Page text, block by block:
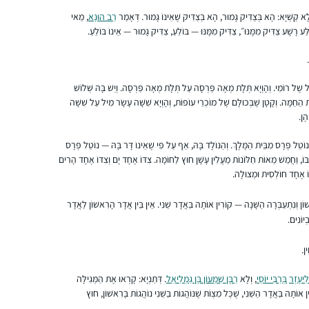
קַשְׁיָא: הָא בְּצַדִּיק גָּמוּר, הָא בְּצַדִּיק שֶׁאֵינוֹ גָּמוּר. דְּאָמַר רַב הוּנָא, מַאי
רָשָׁע צַדִּיק מִמֶּנּוּ״, צַדִּיק מִמֶּנּוּ — בּוֹלֵעַ, צַדִּיק גָּמוּר — אֵינוֹ בּוֹלֵעַ.
שֶׁל רוֹמִי. וְהָוְיָא תְּלָת מְאָה פַּרְסָה עַל תְּלָת מְאָה פַּרְסָה. וְיֵשׁ בָּהּ שְׁלוֹשׁ
הַחַמָּה. וְקָטָן שֶׁבְּכוּלָּם שֶׁל מוֹכְרֵי עוֹפוֹת, וְהָוְיָא שִׁשָּׁה עָשָׂר מִיל עַל שִׁשָּׁה
פְּרָס מִבֵּית הַמֶּלֶךְ. וְהַנּוֹלָד בָּהּ, אַף עַל פִּי שֶׁאֵינוֹ דָּר בָּהּ — נוֹטֵל פְּרָס
וַחֲמֵשׁ מֵאוֹת חַלּוֹנוֹת מַעֲלִין עָשָׁן חוּץ לַחוֹמָה. צִדּוֹ אֶחָד יָם וְצִדּוֹ אֶחָד הָרִים
אֶחָד חוֹלְסִית וּמְצוּלָה.
וְנִתְעַבְּרָה הַשָּׁנָה — קוֹרִין אוֹתָהּ בַּאֲדָר שֵׁנִי. אֵין בֵּין אֲדָר הָרִאשׁוֹן לַאֲדָר
בְּרַבִּי יוֹסֵי, וְלָא רַבָּן שִׁמְעוֹן בֶּן גַּמְלִיאֵל. דְּתַנְיָא: קָרְאוּ אֶת הַמְּגִילָּה
בַּאֲדָר הַשֵּׁנִי, שֶׁכׇּל מִצְוֹת שֶׁנּוֹהֲגוֹת בַּשֵּׁנִי נוֹהֲגוֹת בָּרִאשׁוֹן, חוּץ
רציתי לקבל ידע בתחום שהרגשתי שהוא גדול
וחשוב אך נעלם ממני. הלימוד מעניק אתגר
וליהדות
דניאלה ברוכים
רעננה, ישראל